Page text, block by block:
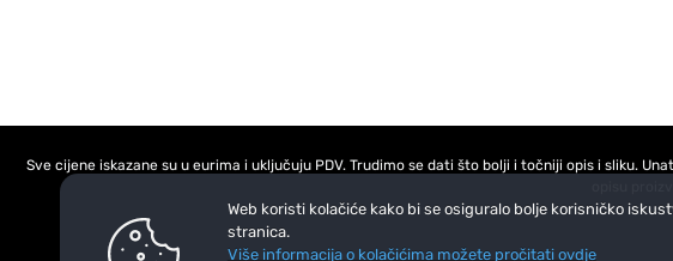
Sve cijene iskazane su u eurima i uključuju PDV. Trudimo se dati što bolji i točniji opis i sliku.
opisu
Web koristi kolačiće kako bi se osiguralo bolje korisničko
stranica.
Više informacija o kolačićima možete pročitati ovdje